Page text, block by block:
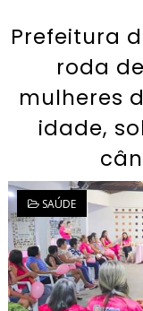
Prefeitura
roda
mulheres
idade,
SAÚDE